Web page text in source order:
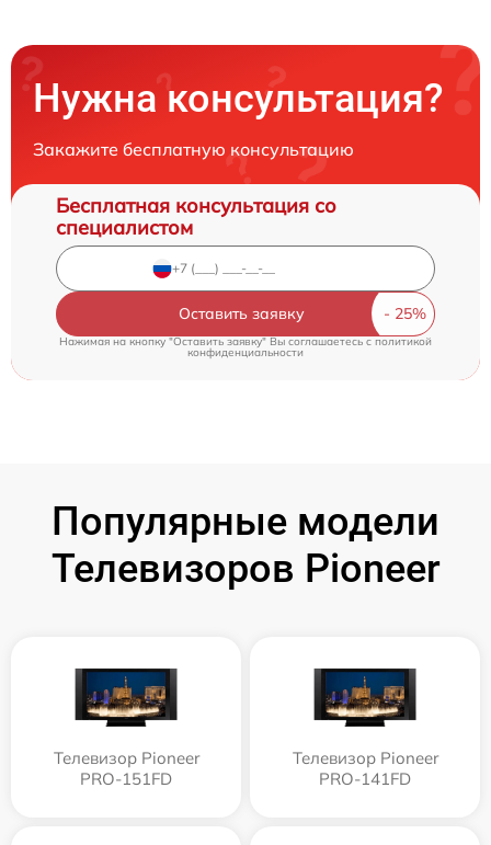
Нужна консультация?
Закажите бесплатную консультацию
Бесплатная консультация со
специалистом
Оставить заявку
Нажимая на кнопку "Оставить заявку" Вы соглашаетесь cполитикой
конфиденциальности
Популярные модели
Телевизоров Pioneer
Телевизор Pioneer
PRO-151FD
Телевизор Pioneer
PRO-141FD